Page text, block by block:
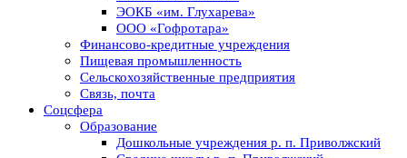
ЭОКБ «им. Глухарева»
ООО «Гофротара»
Финансово-кредитные учреждения
Пищевая промышленность
Сельскохозяйственные предприятия
Связь, почта
Соцсфера
Образование
Дошкольные учреждения р. п. Приволжский